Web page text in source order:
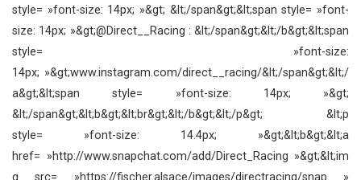
style= »font-size: 14px; »&gt; &lt;/span&gt;&lt;span style= »font-
size: 14px; »&gt;@Direct__Racing : &lt;/span&gt;&lt;/b&gt;&lt;span
style= »font-size:
14px; »&gt;www.instagram.com/direct__racing/&lt;/span&gt;&lt;/
a&gt;&lt;span style= »font-size: 14px; »&gt;
&lt;/span&gt;&lt;b&gt;&lt;br&gt;&lt;/b&gt;&lt;/p&gt; &lt;p
style= »font-size: 14.4px; »&gt;&lt;b&gt;&lt;a
href= »http://www.snapchat.com/add/Direct_Racing »&gt;&lt;im